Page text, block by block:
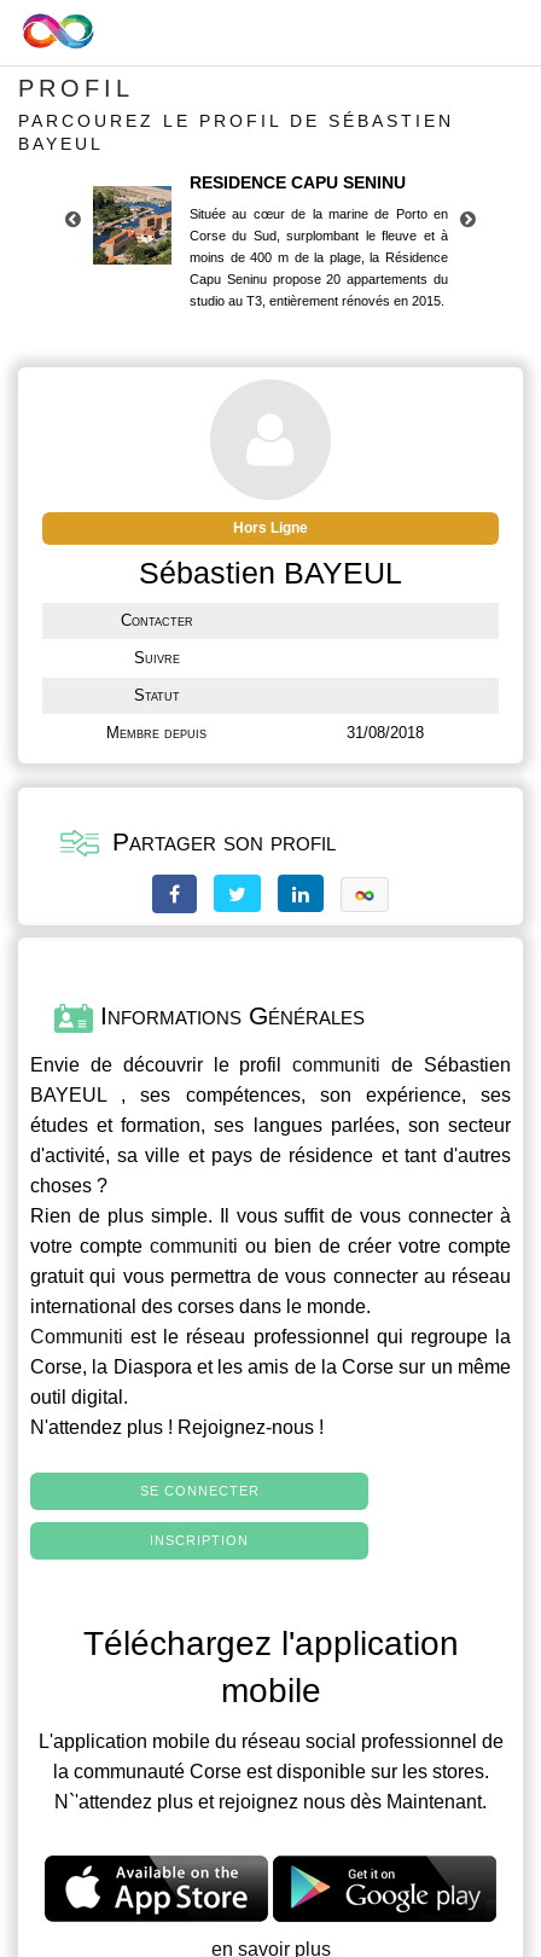
PROFIL
PARCOUREZ LE PROFIL DE SÉBASTIEN
BAYEUL
RESIDENCE CAPU SENINU
Située au cœur de la marine de Porto en
Corse du Sud, surplombant le fleuve et à
moins de 400 m de la plage, la Résidence
Capu Seninu propose 20 appartements du
studio au T3, entièrement rénovés en 2015.
Corse du Sud, surplombant le fleuve et à
moins de 400 m de la plage, la Résidence
Capu Seninu propose 20 appartements du
studio au T3, entièrement rénovés en 2015.
Hors Ligne
Sébastien BAYEUL
Contacter
Suivre
Statut
Membre depuis 31/08/2018
Partager son profil
Informations Générales
Envie de découvrir le profilcommuniti de Sébastien
BAYEUL , ses compétences, son expérience, ses
études et formation, ses langues parlées, son secteur
d'activité, sa ville et pays de résidence et tant d'autres
choses ?
Rien de plus simple. Il vous suffit de vous connecter à
votre compte communiti ou bien de créer votre compte
gratuit qui vous permettra de vous connecter au réseau
international des corses dans le monde.
Communiti est le réseau professionnel qui regroupe la
Corse, la Diaspora et les amis de la Corse sur un même
outil digital.
N'attendez plus ! Rejoignez-nous !
SE CONNECTER
INSCRIPTION
Téléchargez l'application
mobile
L'application mobile du réseau social professionnel de
la communauté Corse est disponible sur les stores.
N`'attendez plus et rejoignez nous dès Maintenant.
en savoir plus